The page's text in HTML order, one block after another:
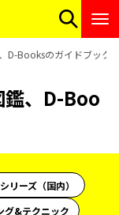
D-Booksのガイドブック
、D-Boo
リーズ（国内）
グ&テクニック